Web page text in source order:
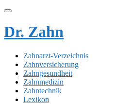
Dr. Zahn
Zahnarzt-Verzeichnis
Zahnversicherung
Zahngesundheit
Zahnmedizin
Zahntechnik
Lexikon